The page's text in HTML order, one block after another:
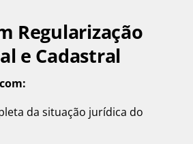
Regularização
e Cadastral
da situação jurídica do